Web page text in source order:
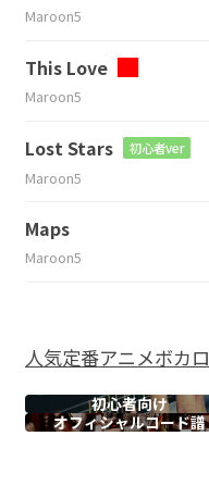
Maroon5
This Love
Maroon5
Lost Stars 初心者ver
Maroon5
Maps
Maroon5
人気定番アニメボカロ
初心者向け
オフィシャルコード譜